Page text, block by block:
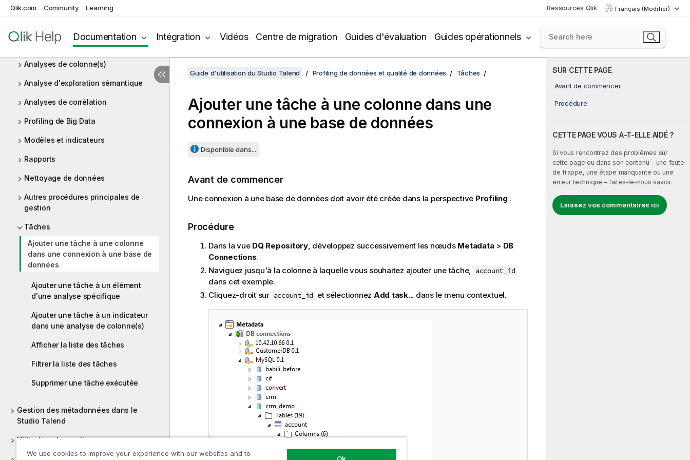
Qlik.com Community Learning Ressources Qlik Français (Modifier)
Documentation Intégration Vidéos Centre de migration Guides d'évaluation Guides opérationnels
données
Analyses de tables
Analyses de colonne(s)
Analyse d'exploration sémantique
Analyses de corrélation
Profiling de Big Data
Modèles et indicateurs
Rapports
Nettoyage de données
Autres procédures principales de
gestion
Tâches
Ajouter une tâche à une colonne
dans une connexion à une base de
données
Ajouter une tâche à un élément
d'une analyse spécifique
Ajouter une tâche à un indicateur
dans une analyse de colonne(s)
Afficher la liste des tâches
Filtrer la liste des tâches
Supprimer une tâche exécutée
Gestion des métadonnées dans le
Studio Talend
Utilisation des routines
SUR CETTE PAGE
Avant de commencer
Procédure
CETTE PAGE VOUS A-T-ELLE AIDÉ ?
Si vous rencontrez des problèmes sur
cette page ou dans son contenu – une faute
de frappe, une étape manquante ou une
erreur technique – faites-le-nous savoir.
Laissez vos commentaires ici
Guide d'utilisation du Studio Talend Profiling de données et qualité de données Tâches
Ajouter une tâche à une colonne dans une
connexion à une base de données
Disponible dans...
Avant de commencer
Une connexion à une base de données doit avoir été créée dans la perspective Profiling .
Procédure
Dans la vue DQ Repository, développez successivement les nœuds Metadata> DB
Connections.
Naviguez jusqu'à la colonne à laquelle vous souhaitez ajouter une tâche, account_id
dans cet exemple.
Cliquez-droit sur account_id et sélectionnez Add task... dans le menu contextuel.
We use cookies to improve your experience with our websites and to